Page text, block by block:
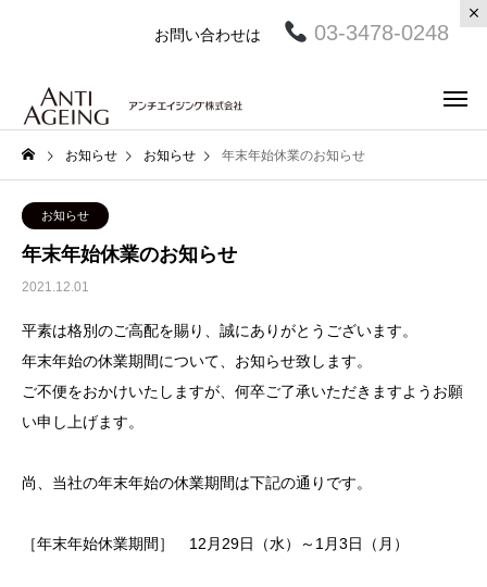
お問い合わせは 03-3478-0248
お知らせ お知らせ 年末年始休業のお知らせ
お知らせ
年末年始休業のお知らせ
2021.12.01
平素は格別のご高配を賜り、誠にありがとうございます。
年末年始の休業期間について、お知らせ致します。
ご不便をおかけいたしますが、何卒ご了承いただきますようお願
い申し上げます。
尚、当社の年末年始の休業期間は下記の通りです。
［年末年始休業期間］ 12月29日（水）～1月3日（月）